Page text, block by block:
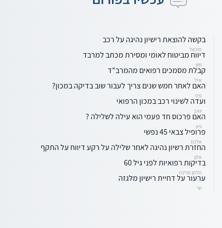
בקשה להוצאת רישיון נהיגה על רכב
מיכאל
דיווח מביטוח לאומי ומסירת מכתב למרבד
סיון
קבלת מסמכים רפואים מהמרב"ד
אייל
האם לאחר חמש שנים צריך לעבור שוב בדיקה במכון?
פיני
ועדה לשינוי רכב במכון הרפואי
יואב
האם פרכוס חד פעמי הוא עילה לשלילה ?
גיא
פרופיל צבאי 45 נפשי
אלכס
החזרת רשיון נהיגה לאחר שלילה על רקע דיווח על התקף
אלון
בדיקות רפואיות לפני גיל 60
הלמן מרינה
ערעור על דחיית רישיון מלגזה
שי